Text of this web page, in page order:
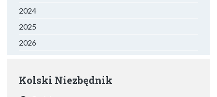
2024
2025
2026
Kolski Niezbędnik